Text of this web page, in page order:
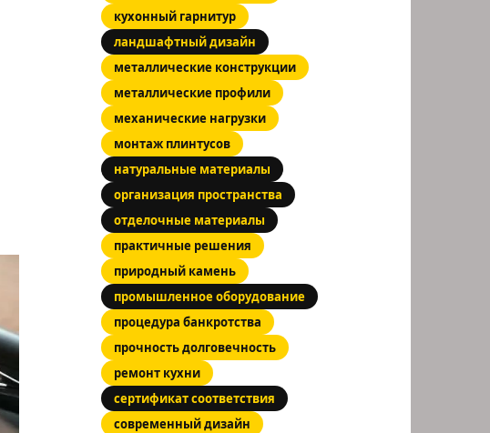
кухонный гарнитур
ландшафтный дизайн
металлические конструкции
металлические профили
механические нагрузки
монтаж плинтусов
натуральные материалы
организация пространства
отделочные материалы
практичные решения
природный камень
промышленное оборудование
процедура банкротства
прочность долговечность
ремонт кухни
сертификат соответствия
современный дизайн